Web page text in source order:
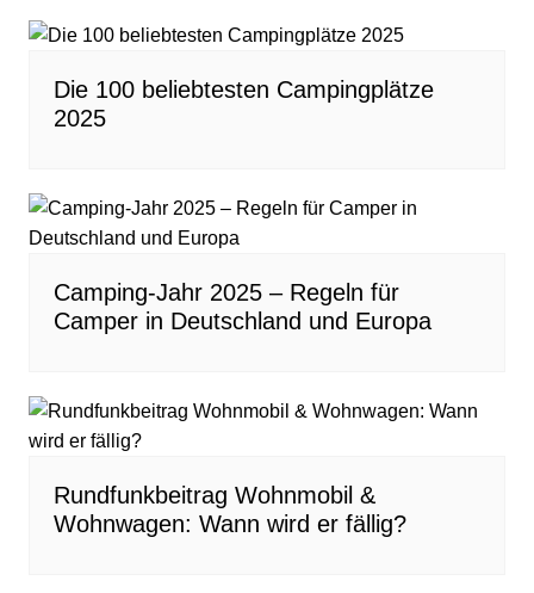
Die 100 beliebtesten Campingplätze
2025
Camping-Jahr 2025 – Regeln für
Camper in Deutschland und Europa
Rundfunkbeitrag Wohnmobil &
Wohnwagen: Wann wird er fällig?